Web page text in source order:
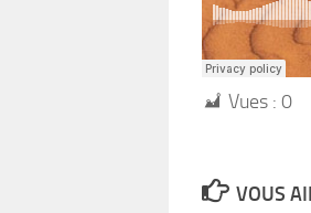
Vues : 0
VOUS